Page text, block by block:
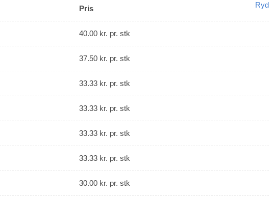
Ryd
Pris
40.00 kr. pr. stk
37.50 kr. pr. stk
33.33 kr. pr. stk
33.33 kr. pr. stk
33.33 kr. pr. stk
33.33 kr. pr. stk
30.00 kr. pr. stk